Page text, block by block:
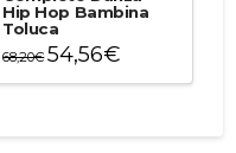
opzioni
possono
essere
scelte
Hip Hop Bambina
Toluca
68,20€ 54,56€
più